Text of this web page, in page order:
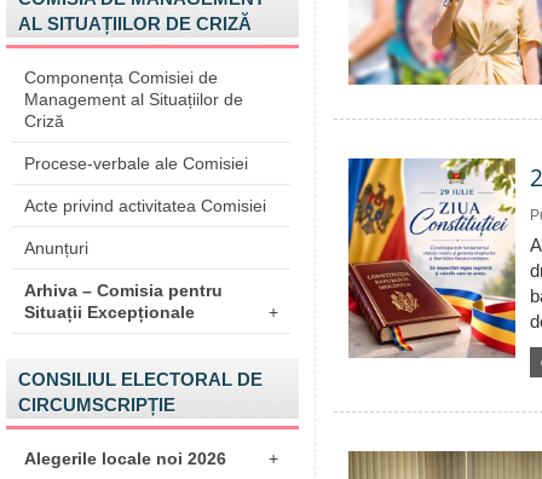
AL SITUAȚIILOR DE CRIZĂ
Componența Comisiei de
Management al Situațiilor de
Criză
Procese-verbale ale Comisiei
Acte privind activitatea Comisiei
Anunțuri
Arhiva – Comisia pentru
Situații Excepționale
+
CONSILIUL ELECTORAL DE
CIRCUMSCRIPȚIE
Alegerile locale noi 2026 +